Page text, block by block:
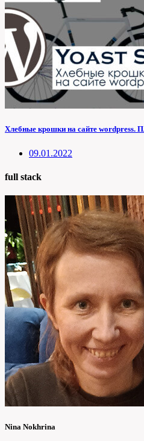
Хлебные крошки на сайте wordpress.
09.01.2022
full stack
Nina Nokhrina